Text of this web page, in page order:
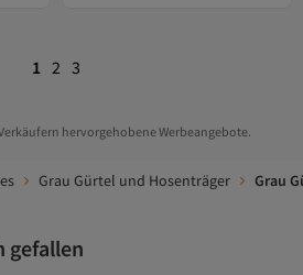
1 2 3
hervorgehobene Werbeangebote.
Grau Gürtel und Hosenträger Grau
gefallen